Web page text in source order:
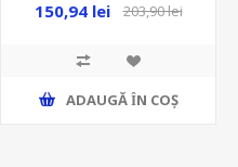
20A, 4.5KA, RCBO, EZ
150,94 lei 203,90 lei
ADAUGĂ ȊN COŞ